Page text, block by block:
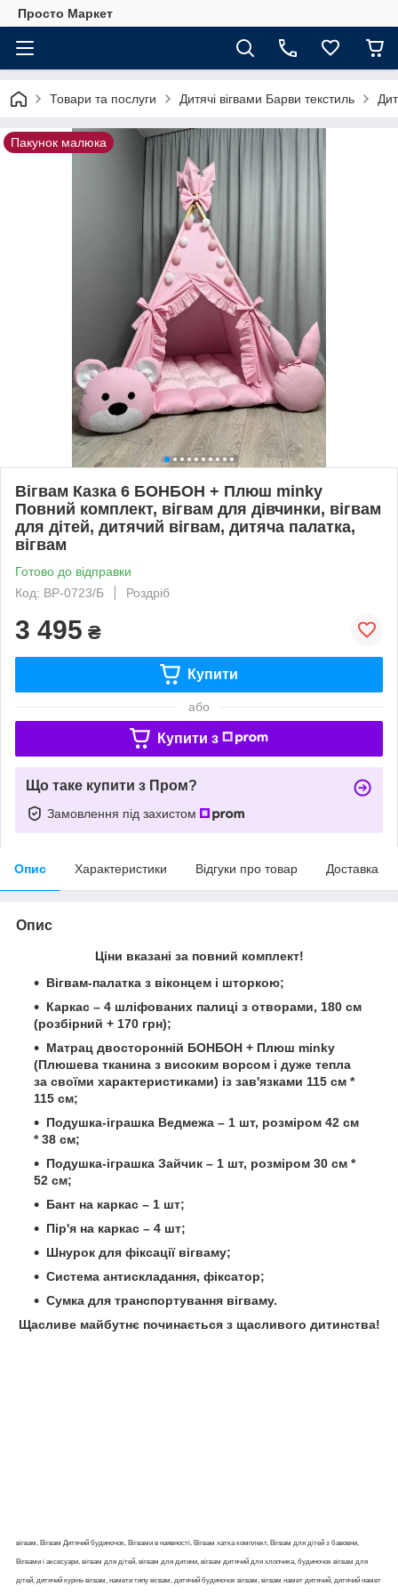
Просто Маркет
Товари та послуги Дитячі вігвами Барви текстиль
Пакунок малюка
Вігвам Казка 6 БОНБОН + Плюш minky
Повний комплект, вігвам для дівчинки, вігвам
для дітей, дитячий вігвам, дитяча палатка,
вігвам
Готово до відправки
Код: ВР-0723/Б
Роздріб
3 495 ₴
Купити
або
Купити з
Що таке купити з Пром?
Замовлення під захистом
Опис Характеристики Відгуки про товар Доставка
Опис
Ціни вказані за повний комплект!
Вігвам-палатка з віконцем і шторкою;
Каркас – 4 шліфованих палиці з отворами, 180 см
(розбірний + 170 грн);
Матрац двосторонній БОНБОН + Плюш minky
(Плюшева тканина з високим ворсом і дуже тепла
за своїми характеристиками) із зав'язками 115 см *
115 см;
Подушка-іграшка Ведмежа – 1 шт, розміром 42 см
* 38 см;
Подушка-іграшка Зайчик – 1 шт, розміром 30 см *
52 см;
Бант на каркас – 1 шт;
Пір'я на каркас – 4 шт;
Шнурок для фіксації вігваму;
Система антискладання, фіксатор;
Сумка для транспортування вігваму.
Щасливе майбутнє починається з щасливого дитинства!
вігвам, Вігвам Дитячий будиночок, Вігвами в наявності, Вігвам хатка комплект, Вігвам для дітей з бавовни,
Вігвами і аксесуари, вігвам для дітей, вігвам для дитини, вігвам дитячий для хлопчика, будиночок вігвам для
дітей, дитячий курінь вігвам, намети типу вігвам, дитячий будиночок вігвам, вігвам намет дитячий, дитячий намет